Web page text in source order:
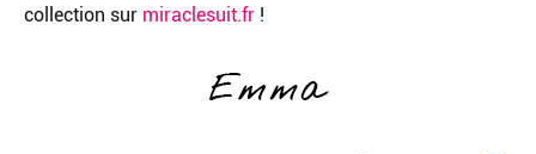
collection sur miraclesuit.fr !